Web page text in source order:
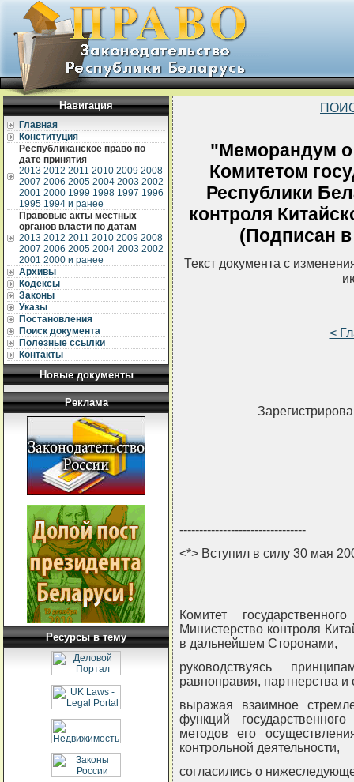
Навигация
Главная
Конституция
Республиканское право по
дате принятия
2013 2012 2011 2010 2009 2008
2007 2006 2005 2004 2003 2002
2001 2000 1999 1998 1997 1996
1995 1994 и ранее
Правовые акты местных
органов власти по датам
2013 2012 2011 2010 2009 2008
2007 2006 2005 2004 2003 2002
2001 2000 и ранее
Архивы
Кодексы
Законы
Указы
Постановления
Поиск документа
Полезные ссылки
Контакты
Новые документы
Реклама
Ресурсы в тему
"Меморандум о
Комитетом
Республики
контроля
(Подписан в
Текст документа с
<
--------------------------------
<*> Вступил в силу 30 мая
Комитет
Министерство контроля
в дальнейшем Сторонами,
руководствуясь
равноправия, партнерства и
выражая взаимное
функций
методов его
контрольной деятельности,
согласились о